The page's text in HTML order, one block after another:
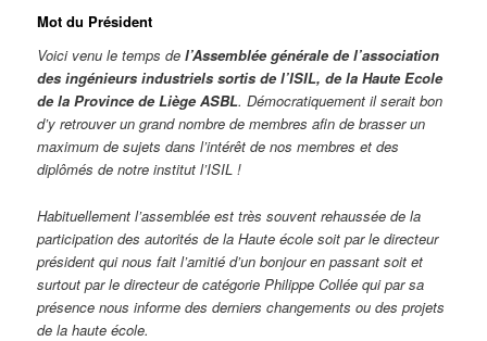
Mot du Président
Voici venu le temps del’Assemblée générale de l’association
des ingénieurs industriels sortis de l’ISIL, de la Haute Ecole
de la Province de Liège ASBL. Démocratiquement il serait bon
d’y retrouver un grand nombre de membres afin de brasser un
maximum de sujets dans l’intérêt de nos membres et des
diplômés de notre institut l’ISIL !
Habituellement l’assemblée est très souvent rehaussée de la
participation des autorités de la Haute école soit par le directeur
président qui nous fait l’amitié d’un bonjour en passant soit et
surtout par le directeur de catégorie Philippe Collée qui par sa
présence nous informe des derniers changements ou des projets
de la haute école.